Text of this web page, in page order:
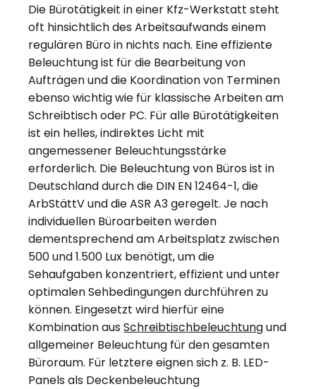
Die Bürotätigkeit in einer Kfz-Werkstatt steht
oft hinsichtlich des Arbeitsaufwands einem
regulären Büro in nichts nach. Eine effiziente
Beleuchtung ist für die Bearbeitung von
Aufträgen und die Koordination von Terminen
ebenso wichtig wie für klassische Arbeiten am
Schreibtisch oder PC. Für alle Bürotätigkeiten
ist ein helles, indirektes Licht mit
angemessener Beleuchtungsstärke
erforderlich. Die Beleuchtung von Büros ist in
Deutschland durch die DIN EN 12464-1, die
ArbStättV und die ASR A3 geregelt. Je nach
individuellen Büroarbeiten werden
dementsprechend am Arbeitsplatz zwischen
500 und 1.500 Lux benötigt, um die
Sehaufgaben konzentriert, effizient und unter
optimalen Sehbedingungen durchführen zu
können. Eingesetzt wird hierfür eine
Kombination ausSchreibtischbeleuchtungund
allgemeiner Beleuchtung für den gesamten
Büroraum. Für letztere eignen sich z. B. LED-
Panels als Deckenbeleuchtung